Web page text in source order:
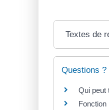
Textes de
Questions ?
Qui peut
Fonction